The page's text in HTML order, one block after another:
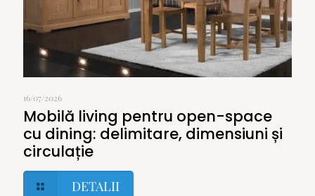
16/07/2026
Mobilă living pentru open-space
cu dining: delimitare, dimensiuni și
circulație
DETALII